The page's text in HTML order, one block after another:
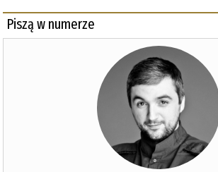
Piszą w numerze